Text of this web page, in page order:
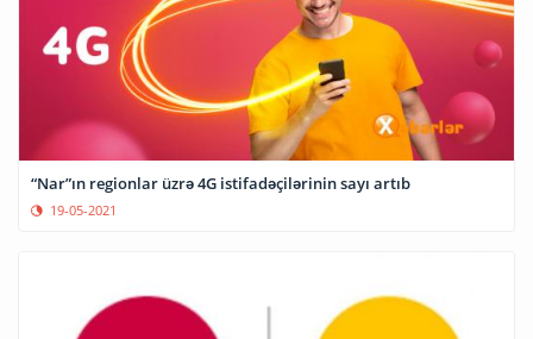
“Nar”ın regionlar üzrə 4G istifadəçilərinin sayı artıb
19-05-2021